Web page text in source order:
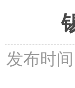
发布时